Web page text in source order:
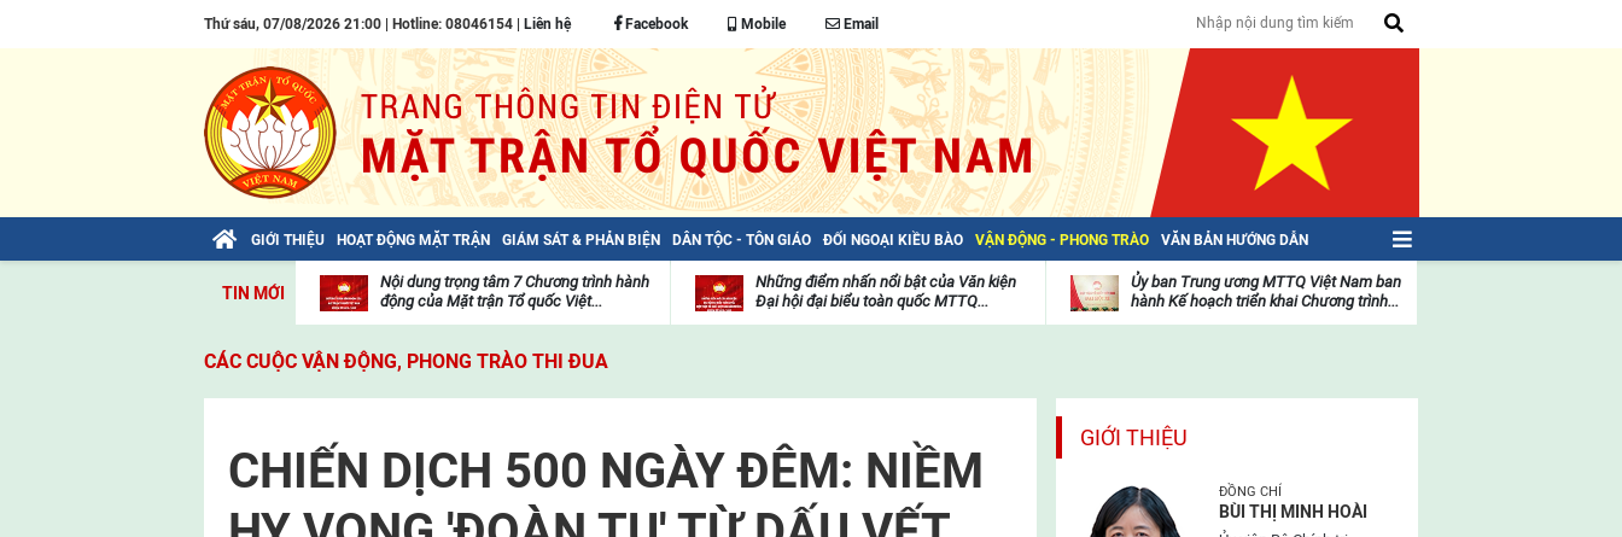
Thứ sáu, 07/08/2026 21:00 | Hotline: 08046154 | Liên hệ Facebook Mobile Email
GIỚI THIỆU HOẠT ĐỘNG MẶT TRẬN GIÁM SÁT & PHẢN BIỆN DÂN TỘC - TÔN GIÁO ĐỐI NGOẠI KIỀU BÀO VẬN ĐỘNG - PHONG TRÀO VĂN BẢN HƯỚNG DẪN
TIN MỚI
Bài viết của Tổng Bí thư Tô Lâm: TIẾN
viện
Nội dung trọng tâm 7 Chương trình hành
động của Mặt trận Tổ quốc Việt...
Những điểm nhấn nổi bật của Văn kiện
Đại hội đại biểu toàn quốc MTTQ...
mặt
trận
Ủy ban Trung ương MTTQ Việt Nam ban
hành Kế hoạch triển khai Chương trình...
CÁC CUỘC VẬN ĐỘNG, PHONG TRÀO THI ĐUA
CHIẾN DỊCH 500 NGÀY ĐÊM: NIỀM
GIỚI THIỆU
ĐỒNG CHÍ
BÙI THỊ MINH HOÀI